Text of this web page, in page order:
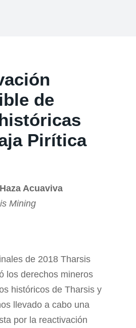
de
Pirítica
Acuaviva
Mining
de 2018 Tharsis
los derechos mineros
históricos de Tharsis y
llevado a cabo una
por la reactivación